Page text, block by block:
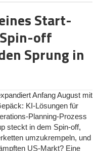
ein E-Commerce-
selbst – war das auch
Leidenschaft. Uns ist
Mission ist es,
Kunden kaufen bei uns
schenken. Die kommen
Freudentränen fließen.
so gut ankommt?
Start-
off
Sprung in
Anfang August mit
KI-Lösungen für
Planning-Prozess
steckt in dem Spin-off,
umzukrempeln, und
US-Markt? Eine